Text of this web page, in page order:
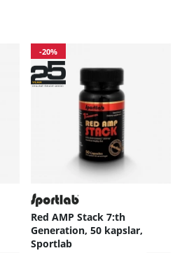
-20%
Red AMP Stack 7:th
Generation, 50 kapslar,
Sportlab